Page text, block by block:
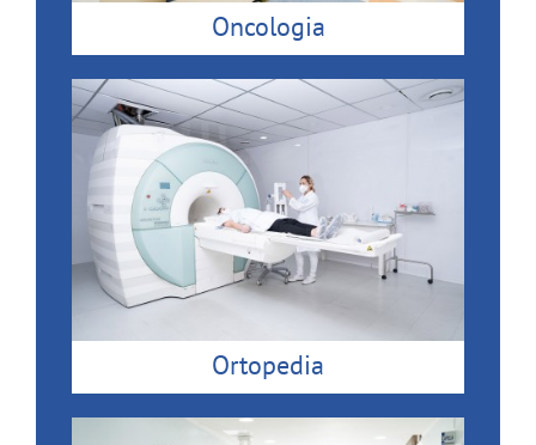
Oncologia
Ortopedia